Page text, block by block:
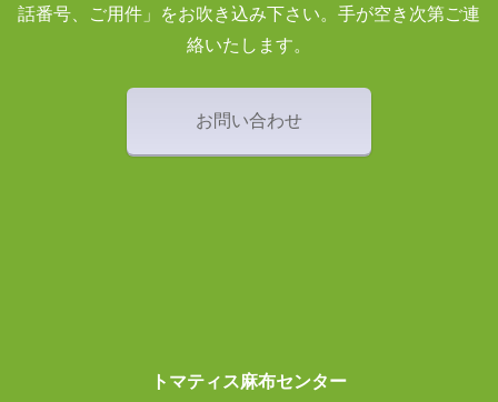
話番号、ご用件」をお吹き込み下さい。手が空き次第ご連
絡いたします。
お問い合わせ
トマティス麻布センター